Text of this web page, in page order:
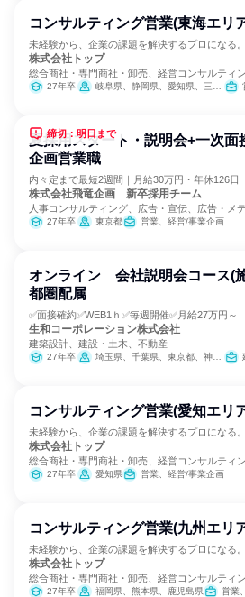
コンサルティング営業(東海エリ
未経験から、企業の課題を解決するプロになる。
株式会社トップ
総合商社・専門商社・卸売、経営コンサルティ
27年卒 岐阜県、静岡県、愛知県、三重県
締切：明日まで
夏採用スタート・説明会+一次面
企画営業職
内々定まで最短2週間｜月給30万円・年休126日
株式会社飛竜企画 新卒採用チーム
人事コンサルティング、広告・宣伝、広告・メ
27年卒 東京都 営業、経営/事業企画
オンライン 会社説明会コース(
都圏配属
✅面接確約✅WEB1ｈ✅毎週開催✅月給27万円～
生和コーポレーション株式会社
建築設計、建設・土木、不動産
27年卒 埼玉県、千葉県、東京都、神奈川県
コンサルティング営業(愛知エリ
未経験から、企業の課題を解決するプロになる。
株式会社トップ
総合商社・専門商社・卸売、経営コンサルティ
27年卒 愛知県 営業、経営/事業企画
コンサルティング営業(九州エリ
未経験から、企業の課題を解決するプロになる。
株式会社トップ
総合商社・専門商社・卸売、経営コンサルティ
27年卒 福岡県、熊本県、鹿児島県 営業